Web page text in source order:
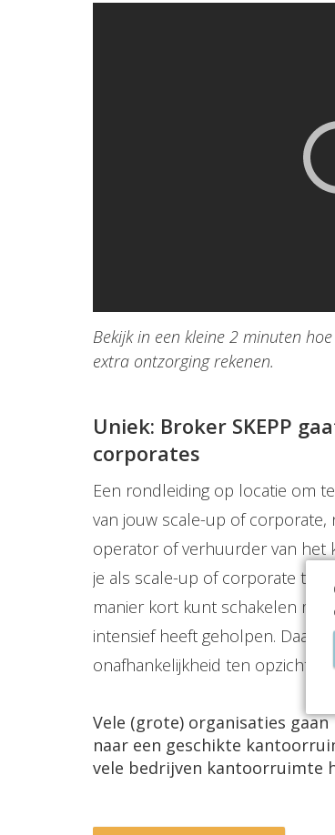
Bekijk in een kleine 2 minuten
extra ontzorging rekenen.
Uniek: Broker SKEPP
corporates
Een rondleiding op locatie om
van jouw scale-up of
operator of verhuurder van het
je als scale-up of corporate
manier kort kunt schakelen
intensief heeft geholpen.
onafhankelijkheid ten opzichte
Vele (grote) organisaties
naar een geschikte
vele bedrijven kantoorruimte